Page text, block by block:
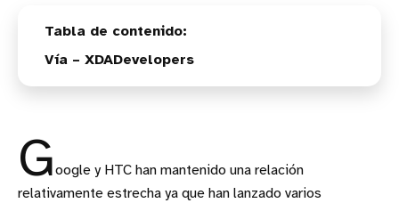
Vía – XDADevelopers
Google y HTC han mantenido una relación
relativamente estrecha ya que han lanzado varios